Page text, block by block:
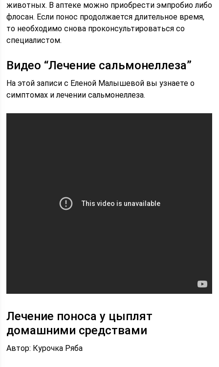
животных. В аптеке можно приобрести эмпробио либо
флосан. Если понос продолжается длительное время,
то необходимо снова проконсультироваться со
специалистом.
Видео “Лечение сальмонеллеза”
На этой записи с Еленой Малышевой вы узнаете о
симптомах и лечении сальмонеллеза.
Лечение поноса у цыплят
домашними средствами
Автор: Курочка Ряба